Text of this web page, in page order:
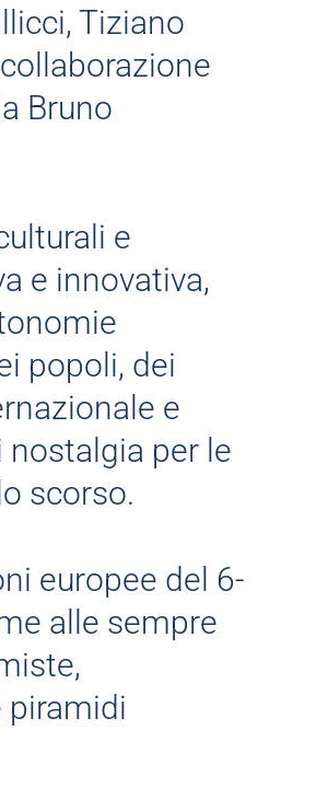
Tiziano
Bruno
e
e innovativa,
popoli, dei
e
nostalgia per le
scorso.
europee del 6-
alle sempre
piramidi